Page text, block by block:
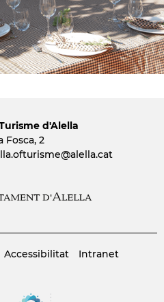
d'Alella
Fosca, 2
@alella.cat
Accessibilitat Intranet